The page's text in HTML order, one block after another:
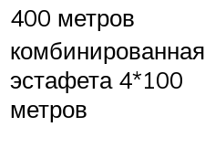
400 метров
комбинированная
эстафета 4*100
метров